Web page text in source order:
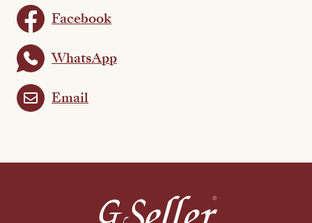
Facebook
WhatsApp
Email